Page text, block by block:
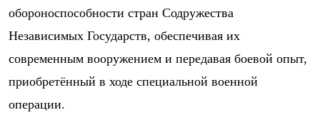
обороноспособности стран Содружества
Независимых Государств, обеспечивая их
современным вооружением и передавая боевой опыт,
приобретённый в ходе специальной военной
операции.